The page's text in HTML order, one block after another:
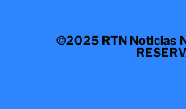
©2025 RTN Noticias